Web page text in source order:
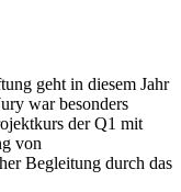
geht in diesem Jahr
war besonders
der Q1 mit
von
Begleitung durch das